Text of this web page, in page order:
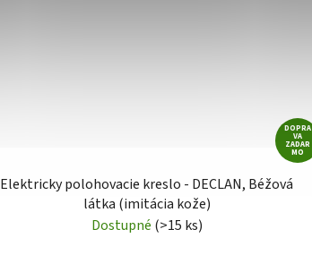
DOPRA
VA
ZADAR
MO
Elektricky polohovacie kreslo - DECLAN, Béžová
látka (imitácia kože)
Dostupné (>15 ks)